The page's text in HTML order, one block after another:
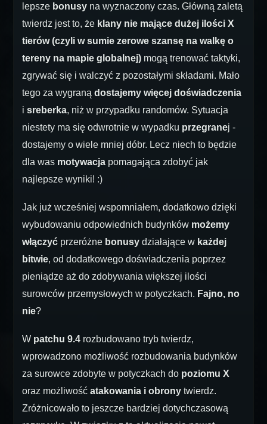
lepsze bonusy na wyznaczony czas. Główną zaletą
twierdz jest to, że klany nie mające dużej ilości X
tierów (czyli w sumie zerowe szansę na walkę o
tereny na mapie globalnej) mogą trenować taktyki,
zgrywać się i walczyć z pozostałymi składami. Mało
tego za wygraną dostajemy więcej doświadczenia
i sreberka, niż w przypadku randomów. Sytuacja
niestety ma się odwrotnie w wypadku przegranej -
dostajemy o wiele mniej dóbr. Lecz niech to będzie
dla was motywacja pomagająca zdobyć jak
najlepsze wyniki! :)
Jak już wcześniej wspomniałem, dodatkowo dzięki
wybudowaniu odpowiednich budynków możemy
włączyć przeróżne bonusy działające w każdej
bitwie, od dodatkowego doświadczenia poprzez
pieniądze aż do zdobywania większej ilości
surowców przemysłowych w potyczkach. Fajno, no
nie?
W patchu 9.4 rozbudowano tryb twierdz,
wprowadzono możliwość rozbudowania budynków
za surowce zdobyte w potyczkach do poziomu X
oraz możliwość atakowania i obrony twierdz.
Zróżnicowało to jeszcze bardziej dotychczasową